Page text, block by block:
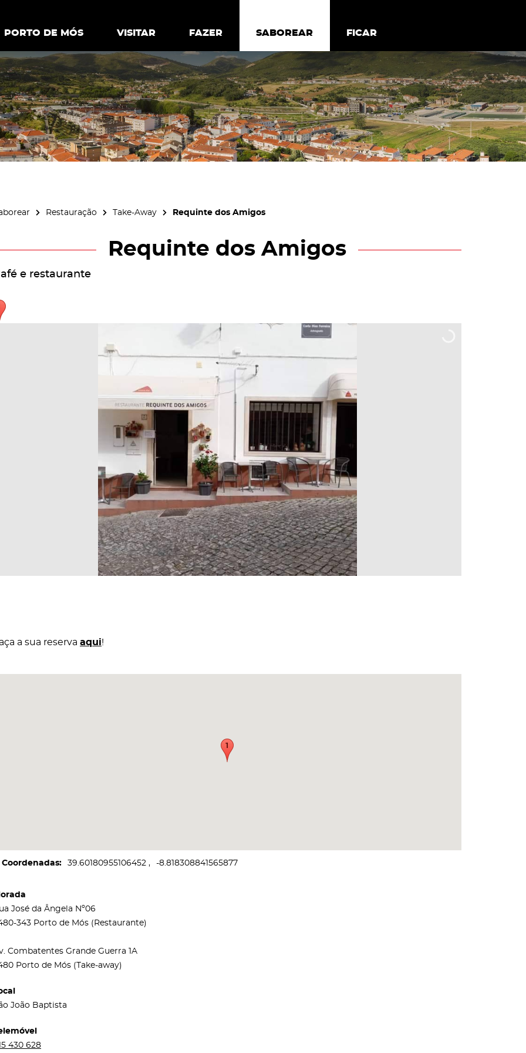
PORTO DE MÓS
VISITAR FAZER SABOREAR FICAR
PORTO DE MÓS VISITAR FAZER SABOREAR FICAR
Restauração Take-Away Requinte dos Amigos
Requinte dos Amigos
e restaurante
a sua reserva aqui!
Coordenadas 39.60180955106452 -8.818308841565877
José da Ângela Nº06
343 Porto de Mós (Restaurante)
Combatentes Grande Guerra 1A
Porto de Mós (Take-away)
João Baptista
430 628